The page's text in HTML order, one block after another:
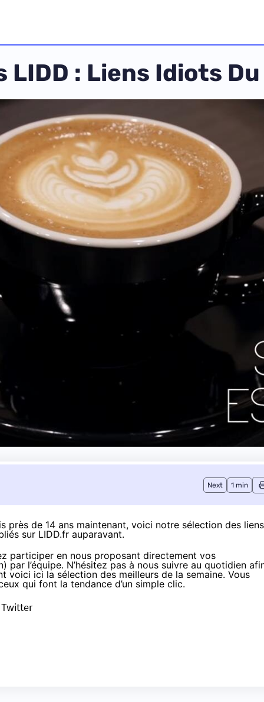
: Liens Idiots
Next 1 min
près de 14 ans maintenant, voici notre sélection des liens
sur LIDD.fr auparavant.
participer en nous proposant directement vos
l’équipe. N’hésitez pas à nous suivre au quotidien
voici ici la sélection des meilleurs de la semaine. Vous
qui font la tendance d’un simple clic.
Twitter